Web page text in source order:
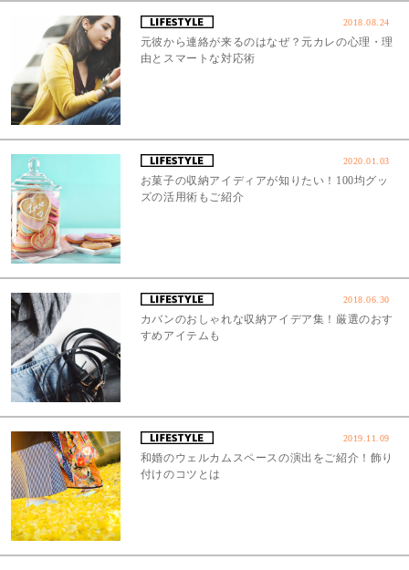
2018.08.24
元彼から連絡が来るのはなぜ？元カレの心理・理
由とスマートな対応術
2020.01.03
お菓子の収納アイディアが知りたい！100均グッ
ズの活用術もご紹介
2018.06.30
カバンのおしゃれな収納アイデア集！厳選のおす
すめアイテムも
2019.11.09
和婚のウェルカムスペースの演出をご紹介！飾り
付けのコツとは